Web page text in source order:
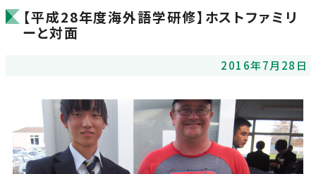
【平成28年度海外語学研修】ホストファミリ
ーと対面
2016年7月28日